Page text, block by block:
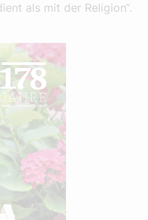
als mit der Religion“.